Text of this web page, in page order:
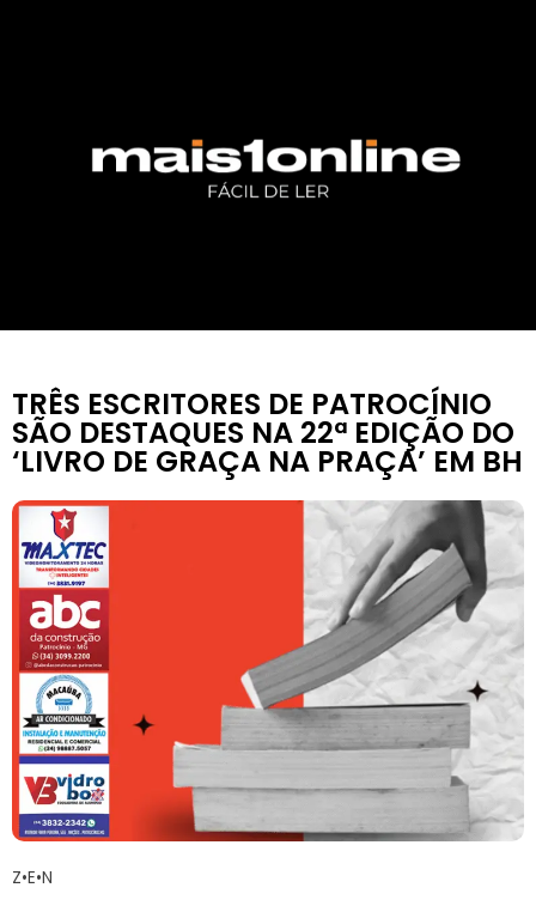
TRÊS ESCRITORES DE PATROCÍNIO
SÃO DESTAQUES NA 22ª EDIÇÃO DO
‘LIVRO DE GRAÇA NA PRAÇA’ EM BH
Z•E•N